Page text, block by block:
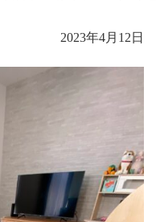
2023年4月12日